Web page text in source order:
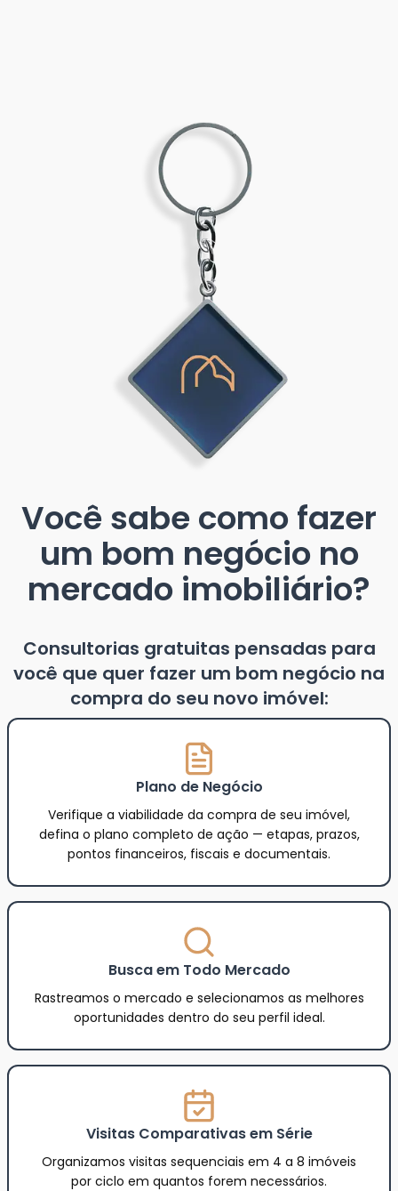
Você sabe como fazer
um bom negócio no
mercado imobiliário?
Consultorias gratuitas pensadas para
você que quer fazer um bom negócio na
compra do seu novo imóvel:
Plano de Negócio
Verifique a viabilidade da compra de seu imóvel,
defina o plano completo de ação — etapas, prazos,
pontos financeiros, fiscais e documentais.
Busca em Todo Mercado
Rastreamos o mercado e selecionamos as melhores
oportunidades dentro do seu perfil ideal.
Visitas Comparativas em Série
Organizamos visitas sequenciais em 4 a 8 imóveis
por ciclo em quantos forem necessários.